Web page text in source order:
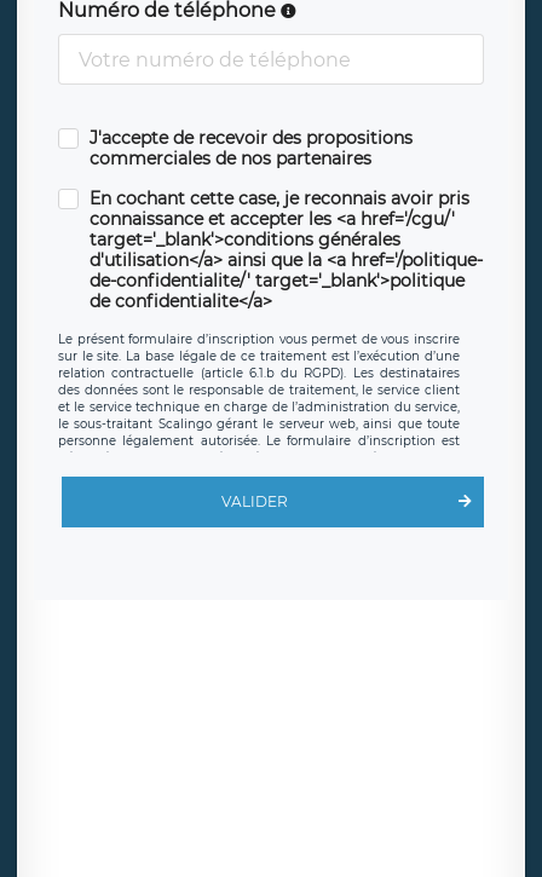
Numéro de téléphone
J'accepte de recevoir des propositions
commerciales de nos partenaires
En cochant cette case, je reconnais avoir pris
connaissance et accepter les <a href='/cgu/'
target='_blank'>conditions générales
d'utilisation</a> ainsi que la <a href='/politique-
de-confidentialite/' target='_blank'>politique
de confidentialite</a>
Le présent formulaire d’inscription vous permet de vous inscrire
sur le site. La base légale de ce traitement est l’exécution d’une
relation contractuelle (article 6.1.b du RGPD). Les destinataires
des données sont le responsable de traitement, le service client
et le service technique en charge de l’administration du service,
le sous-traitant Scalingo gérant le serveur web, ainsi que toute
personne légalement autorisée. Le formulaire d’inscription est
offrant desclauses de protection conformes au RGPD. Les
en sollicite la suppression, étant entendu que vous pouvez
demander la suppression de vos données et retirer votre
VALIDER